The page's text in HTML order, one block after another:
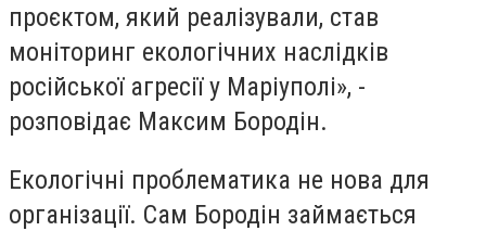
проєктом, який реалізували, став
моніторинг екологічних наслідків
російської агресії у Маріуполі», -
розповідає Максим Бородін.
Екологічні проблематика не нова для
організації. Сам Бородін займається